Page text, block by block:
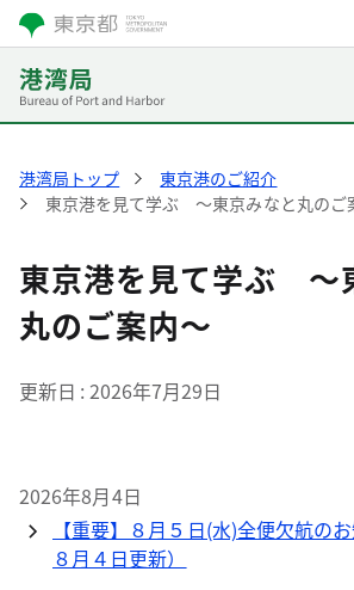
港湾局トップ
東京港のご紹介
東京港を見て学ぶ ～東京みなと丸のご
東京港を見て学ぶ ～
丸のご案内～
更新日 2026年7月29日
2026年8月4日
【重要】８月５日(水)全便欠航の
８月４日更新）